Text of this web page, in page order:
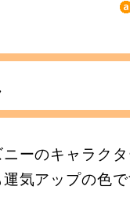
ーのキャラク
気アップの色で